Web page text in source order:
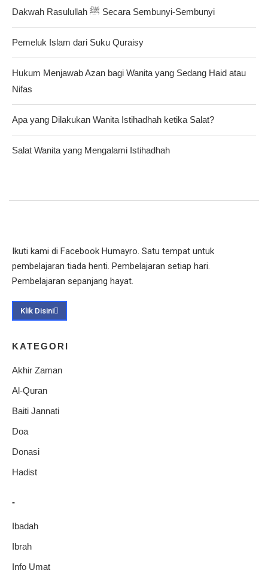
Dakwah Rasulullah ﷺ Secara Sembunyi-Sembunyi
Pemeluk Islam dari Suku Quraisy
Hukum Menjawab Azan bagi Wanita yang Sedang Haid atau
Nifas
Apa yang Dilakukan Wanita Istihadhah ketika Salat?
Salat Wanita yang Mengalami Istihadhah
Ikuti kami di Facebook Humayro. Satu tempat untuk
pembelajaran tiada henti. Pembelajaran setiap hari.
Pembelajaran sepanjang hayat.
Klik Disini
KATEGORI
Akhir Zaman
Al-Quran
Baiti Jannati
Doa
Donasi
Hadist
-
Ibadah
Ibrah
Info Umat